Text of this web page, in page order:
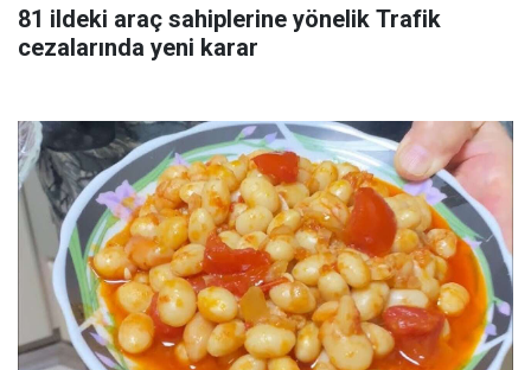
81 ildeki araç sahiplerine yönelik Trafik
cezalarında yeni karar